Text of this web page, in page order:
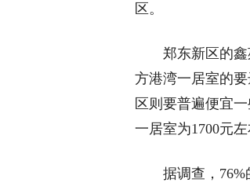
区。
郑东新区的鑫苑
方港湾一居室的要
区则要普遍便宜
一居室为1700元左
据调查，76%的